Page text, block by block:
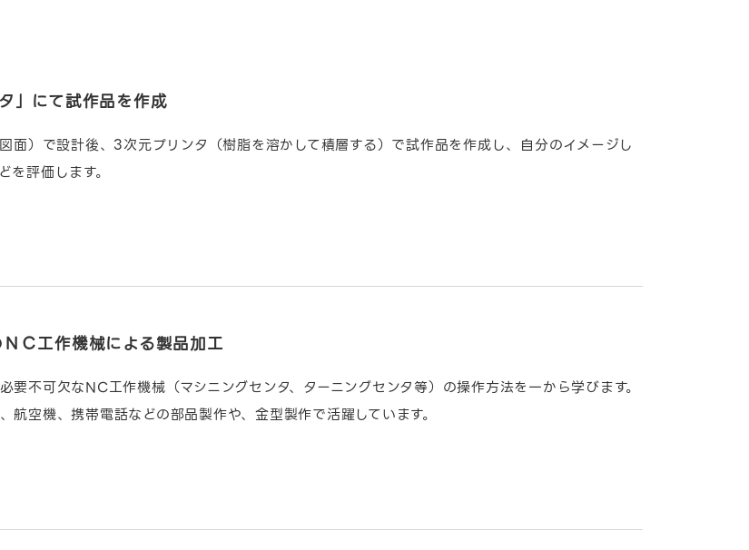
」にて試作品を作成
面）で設計後、3次元プリンタ（樹脂を溶かして積層する）で試作品を作成し、自分のイメージし
を評価します。
Ｃ工作機械による製品加工
要不可欠なNC工作機械（マシニングセンタ、ターニングセンタ等）の操作方法を一から学びます。
航空機、携帯電話などの部品製作や、金型製作で活躍しています。